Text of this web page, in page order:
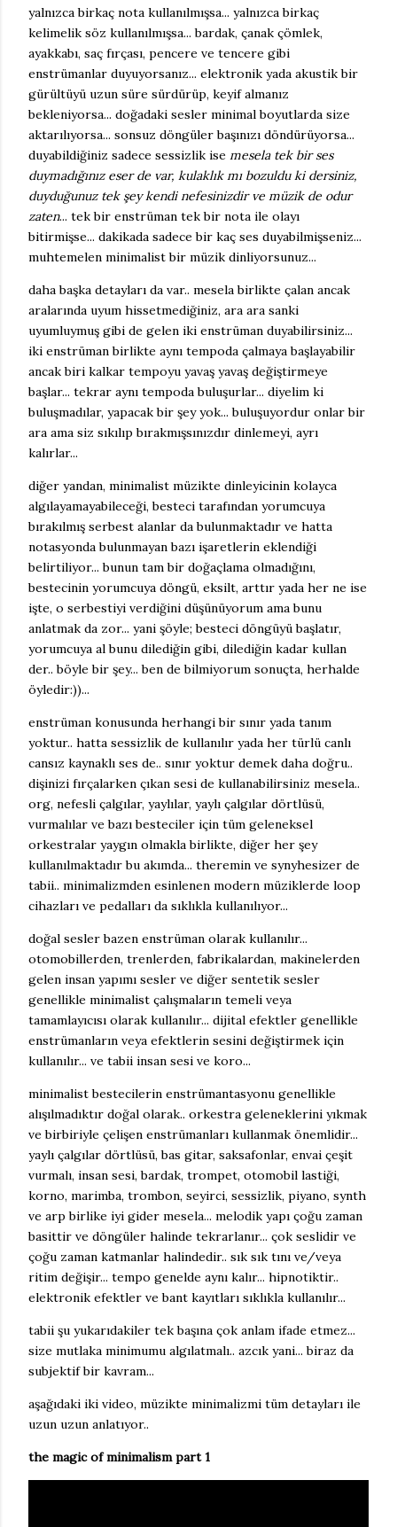
yalnızca birkaç nota kullanılmışsa... yalnızca birkaç
kelimelik söz kullanılmışsa... bardak, çanak çömlek,
ayakkabı, saç fırçası, pencere ve tencere gibi
enstrümanlar duyuyorsanız... elektronik yada akustik bir
gürültüyü uzun süre sürdürüp, keyif almanız
bekleniyorsa... doğadaki sesler minimal boyutlarda size
aktarılıyorsa... sonsuz döngüler başınızı döndürüyorsa...
duyabildiğiniz sadece sessizlik ise mesela tek bir ses
duymadığınız eser de var, kulaklık mı bozuldu ki dersiniz,
duyduğunuz tek şey kendi nefesinizdir ve müzik de odur
zaten... tek bir enstrüman tek bir nota ile olayı
bitirmişse... dakikada sadece bir kaç ses duyabilmişseniz...
muhtemelen minimalist bir müzik dinliyorsunuz...
daha başka detayları da var.. mesela birlikte çalan ancak
aralarında uyum hissetmediğiniz, ara ara sanki
uyumluymuş gibi de gelen iki enstrüman duyabilirsiniz...
iki enstrüman birlikte aynı tempoda çalmaya başlayabilir
ancak biri kalkar tempoyu yavaş yavaş değiştirmeye
başlar... tekrar aynı tempoda buluşurlar... diyelim ki
buluşmadılar, yapacak bir şey yok... buluşuyordur onlar bir
ara ama siz sıkılıp bırakmışsınızdır dinlemeyi, ayrı
kalırlar...
diğer yandan, minimalist müzikte dinleyicinin kolayca
algılayamayabileceği, besteci tarafından yorumcuya
bırakılmış serbest alanlar da bulunmaktadır ve hatta
notasyonda bulunmayan bazı işaretlerin eklendiği
belirtiliyor... bunun tam bir doğaçlama olmadığını,
bestecinin yorumcuya döngü, eksilt, arttır yada her ne ise
işte, o serbestiyi verdiğini düşünüyorum ama bunu
anlatmak da zor... yani şöyle; besteci döngüyü başlatır,
yorumcuya al bunu dilediğin gibi, dilediğin kadar kullan
der.. böyle bir şey... ben de bilmiyorum sonuçta, herhalde
öyledir:))...
enstrüman konusunda herhangi bir sınır yada tanım
yoktur.. hatta sessizlik de kullanılır yada her türlü canlı
cansız kaynaklı ses de.. sınır yoktur demek daha doğru..
dişinizi fırçalarken çıkan sesi de kullanabilirsiniz mesela..
org, nefesli çalgılar, yaylılar, yaylı çalgılar dörtlüsü,
vurmalılar ve bazı besteciler için tüm geleneksel
orkestralar yaygın olmakla birlikte, diğer her şey
kullanılmaktadır bu akımda... theremin ve synyhesizer de
tabii.. minimalizmden esinlenen modern müziklerde loop
cihazları ve pedalları da sıklıkla kullanılıyor...
doğal sesler bazen enstrüman olarak kullanılır...
otomobillerden, trenlerden, fabrikalardan, makinelerden
gelen insan yapımı sesler ve diğer sentetik sesler
genellikle minimalist çalışmaların temeli veya
tamamlayıcısı olarak kullanılır... dijital efektler genellikle
enstrümanların veya efektlerin sesini değiştirmek için
kullanılır... ve tabii insan sesi ve koro...
minimalist bestecilerin enstrümantasyonu genellikle
alışılmadıktır doğal olarak.. orkestra geleneklerini yıkmak
ve birbiriyle çelişen enstrümanları kullanmak önemlidir...
yaylı çalgılar dörtlüsü, bas gitar, saksafonlar, envai çeşit
vurmalı, insan sesi, bardak, trompet, otomobil lastiği,
korno, marimba, trombon, seyirci, sessizlik, piyano, synth
ve arp birlike iyi gider mesela... melodik yapı çoğu zaman
basittir ve döngüler halinde tekrarlanır... çok seslidir ve
çoğu zaman katmanlar halindedir.. sık sık tını ve/veya
ritim değişir... tempo genelde aynı kalır... hipnotiktir..
elektronik efektler ve bant kayıtları sıklıkla kullanılır...
tabii şu yukarıdakiler tek başına çok anlam ifade etmez...
size mutlaka minimumu algılatmalı.. azcık yani... biraz da
subjektif bir kavram...
aşağıdaki iki video, müzikte minimalizmi tüm detayları ile
uzun uzun anlatıyor..
the magic of minimalism part 1